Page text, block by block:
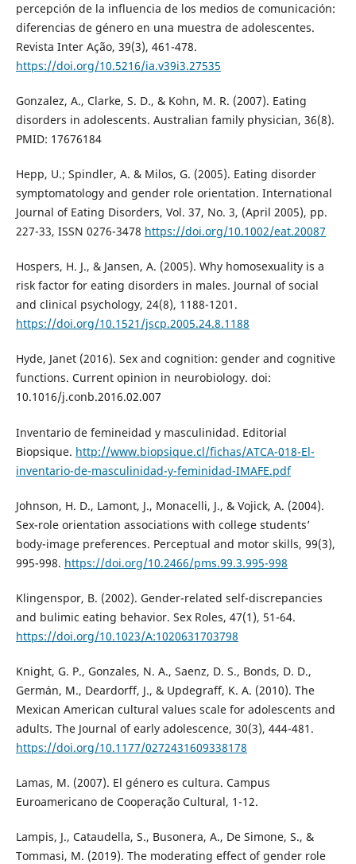
percepción de la influencia de los medios de comunicación:
diferencias de género en una muestra de adolescentes.
Revista Inter Ação, 39(3), 461-478.
https://doi.org/10.5216/ia.v39i3.27535
Gonzalez, A., Clarke, S. D., & Kohn, M. R. (2007). Eating
disorders in adolescents. Australian family physician, 36(8).
PMID: 17676184
Hepp, U.; Spindler, A. & Milos, G. (2005). Eating disorder
symptomatology and gender role orientation. International
Journal of Eating Disorders, Vol. 37, No. 3, (April 2005), pp.
227-33, ISSN 0276-3478 https://doi.org/10.1002/eat.20087
Hospers, H. J., & Jansen, A. (2005). Why homosexuality is a
risk factor for eating disorders in males. Journal of social
and clinical psychology, 24(8), 1188-1201.
https://doi.org/10.1521/jscp.2005.24.8.1188
Hyde, Janet (2016). Sex and cognition: gender and cognitive
functions. Current opinion in neurobiology. doi:
10.1016/j.conb.2016.02.007
Inventario de femineidad y masculinidad. Editorial
Biopsique. http://www.biopsique.cl/fichas/ATCA-018-El-
inventario-de-masculinidad-y-feminidad-IMAFE.pdf
Johnson, H. D., Lamont, J., Monacelli, J., & Vojick, A. (2004).
Sex-role orientation associations with college students’
body-image preferences. Perceptual and motor skills, 99(3),
995-998. https://doi.org/10.2466/pms.99.3.995-998
Klingenspor, B. (2002). Gender-related self-discrepancies
and bulimic eating behavior. Sex Roles, 47(1), 51-64.
https://doi.org/10.1023/A:1020631703798
Knight, G. P., Gonzales, N. A., Saenz, D. S., Bonds, D. D.,
Germán, M., Deardorff, J., & Updegraff, K. A. (2010). The
Mexican American cultural values scale for adolescents and
adults. The Journal of early adolescence, 30(3), 444-481.
https://doi.org/10.1177/0272431609338178
Lamas, M. (2007). El género es cultura. Campus
Euroamericano de Cooperação Cultural, 1-12.
Lampis, J., Cataudella, S., Busonera, A., De Simone, S., &
Tommasi, M. (2019). The moderating effect of gender role